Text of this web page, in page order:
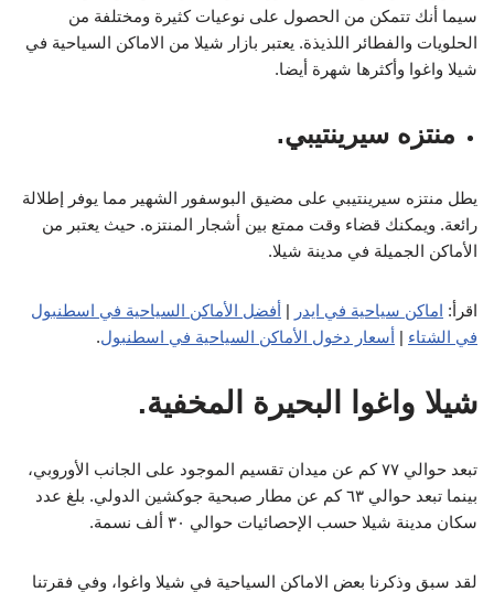
سيما أنك تتمكن من الحصول على نوعيات كثيرة ومختلفة من
الحلويات والفطائر اللذيذة. يعتبر بازار شيلا من الاماكن السياحية في
شيلا واغوا وأكثرها شهرة أيضا.
منتزه سيرينتيبي.
يطل منتزه سيرينتيبي على مضيق البوسفور الشهير مما يوفر إطلالة
رائعة. ويمكنك قضاء وقت ممتع بين أشجار المنتزه. حيث يعتبر من
الأماكن الجميلة في مدينة شيلا.
اقرأ: اماكن سياحية في ايدر | أفضل الأماكن السياحية في اسطنبول
في الشتاء | أسعار دخول الأماكن السياحية في اسطنبول.
شيلا واغوا البحيرة المخفية.
تبعد حوالي ٧٧ كم عن ميدان تقسيم الموجود على الجانب الأوروبي،
بينما تبعد حوالي ٦٣ كم عن مطار صبحية جوكشين الدولي. بلغ عدد
سكان مدينة شيلا حسب الإحصائيات حوالي ٣٠ ألف نسمة.
لقد سبق وذكرنا بعض الاماكن السياحية في شيلا واغوا، وفي فقرتنا